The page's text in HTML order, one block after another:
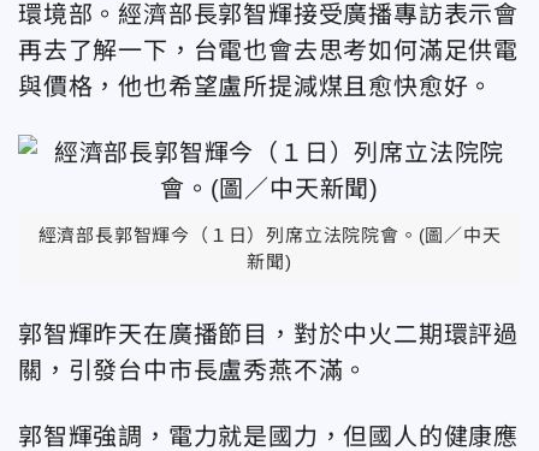
環境部。經濟部長郭智輝接受廣播專訪表示會
再去了解一下，台電也會去思考如何滿足供電
與價格，他也希望盧所提減煤且愈快愈好。
經濟部長郭智輝今（１日）列席立法院院會。(圖／中天
新聞)
郭智輝昨天在廣播節目，對於中火二期環評過
關，引發台中市長盧秀燕不滿。
郭智輝強調，電力就是國力，但國人的健康應